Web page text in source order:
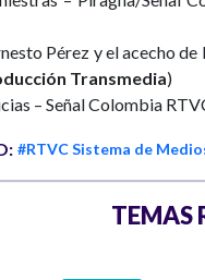
Pérez y el acecho
Transmedia)
– Señal Colombia
#RTVC Sistema de
TEMAS